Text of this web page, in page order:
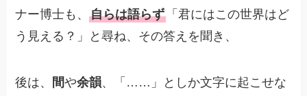
ナー博士も、自らは語らず 「君にはこの世界はど
う見える？」と尋ね、その答えを聞き、
後は、 間や余韻、「……」としか文字に起こせな